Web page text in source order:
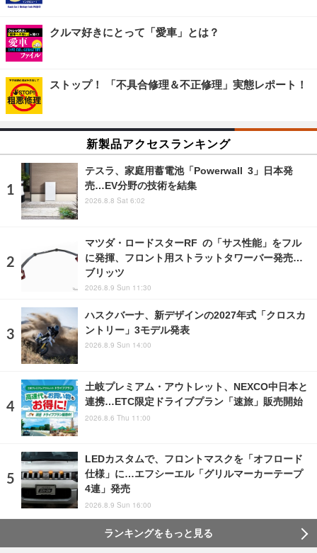
クルマ好きにとって「愛車」とは？
ストップ！ 「不具合修理＆不正修理」実態レポート！
新製品アクセスランキング
テスラ、家庭用蓄電池「Powerwall 3」日本発
売…EV分野の技術を結集
2026.8.8 Sat 6:02
マツダ・ロードスターRF の「サス性能」をフル
に発揮、フロント用ストラットタワーバー発売…
ブリッツ
2026.8.9 Sun 11:30
ハスクバーナ、新デザインの2027年式「クロスカ
ントリー」3モデル発表
2026.8.9 Sun 14:00
土岐プレミアム・アウトレット、NEXCO中日本と
連携…ETC限定ドライブプラン「速旅」販売開始
2026.8.6 Thu 11:00
LEDカスタムで、フロントマスクを「オフロード
仕様」に…エフシーエル「グリルマーカーテープ
4連」発売
2026.8.9 Sun 16:00
ランキングをもっと見る